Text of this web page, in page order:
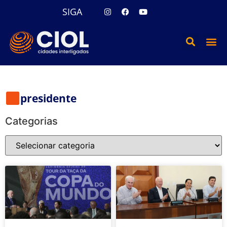
SIGA
presidente
Categorias